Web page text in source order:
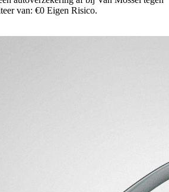
van: €0 Eigen Risico.